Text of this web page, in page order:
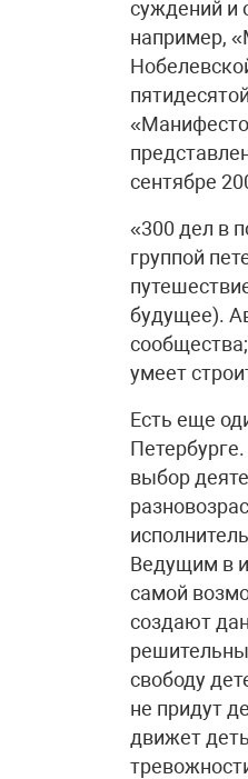
суждений и
например,
сентябре
«300 дел в
группой
будущее).
умеет
Есть еще
выбор
Ведущим в
самой
создают
решительны
свободу
не придут
движет